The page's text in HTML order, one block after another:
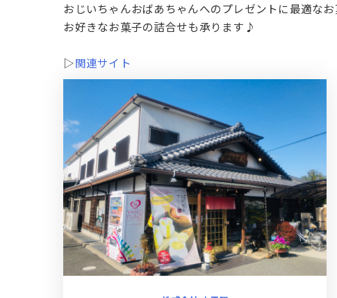
おじいちゃんおばあちゃんへのプレゼントに最適な
お好きなお菓子の詰合せも承ります♪
▷関連サイト